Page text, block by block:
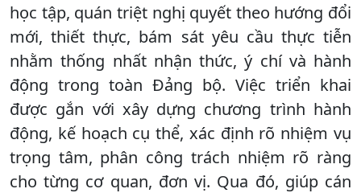
học tập, quán triệt nghị quyết theo hướng đổi
mới, thiết thực, bám sát yêu cầu thực tiễn
nhằm thống nhất nhận thức, ý chí và hành
động trong toàn Đảng bộ. Việc triển khai
được gắn với xây dựng chương trình hành
động, kế hoạch cụ thể, xác định rõ nhiệm vụ
trọng tâm, phân công trách nhiệm rõ ràng
cho từng cơ quan, đơn vị. Qua đó, giúp cán